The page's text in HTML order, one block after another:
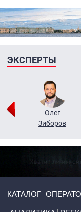
ЭКСПЕРТЫ
Олег
Зиборов
КАТАЛОГ